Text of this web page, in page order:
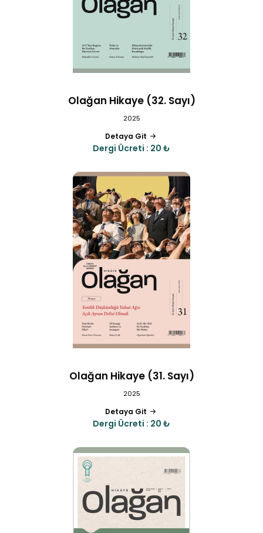
Olağan Hikaye (32. Sayı)
2025
Detaya Git
Dergi Ücreti : 20 ₺
Olağan Hikaye (31. Sayı)
2025
Detaya Git
Dergi Ücreti : 20 ₺